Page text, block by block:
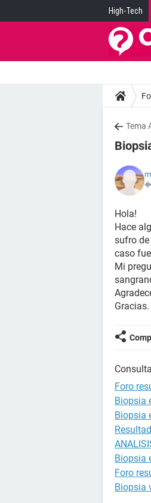
High-Tech
Tema
Hola!
Hace
sufro
caso
Mi
Gracias.
Foro
Biopsia
Biopsia
Biopsia
Foro
Biopsia